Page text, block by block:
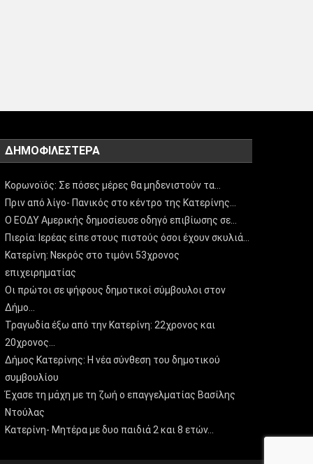
ΔΗΜΟΦΙΛΈΣΤΕΡΑ
Κορωνοϊός: Σε πόσες μέρες θα μηδενιστούν τα…
Πριν από λίγο- Πανικός στο κέντρο της Κατερίνης…
Ο ΕΟΔΥ Αμερικής δημοσίευσε οδηγό επιβίωσης σε…
Πιερία: Ιερέας είπε στους πιστούς όσοι έχουν σκυλιά…
Κατερίνη: Νεκρός στο τιμόνι 53χρονος
επιχειρηματίας
Οι πρώτοι σε ψήφους δημοτικοί σύμβουλοι στον
Δήμο…
Τραγωδία έξω από την Κατερίνη: 22χρονος και
20χρονος…
Δήμος Κατερίνης: Η νέα σύνθεση του δημοτικού
συμβουλίου
Έχασε τη μάχη με τη ζωή ο επαγγελματίας Βασίλης
Ντούλας
Κατερίνη- Μητέρα με δυο παιδιά 2 και 8 ετών…